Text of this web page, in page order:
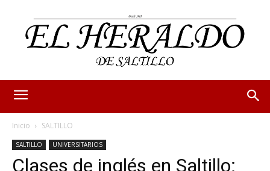
Inicio SALTILLO
SALTILLO UNIVERSITARIOS
Clases de inglés en Saltillo: